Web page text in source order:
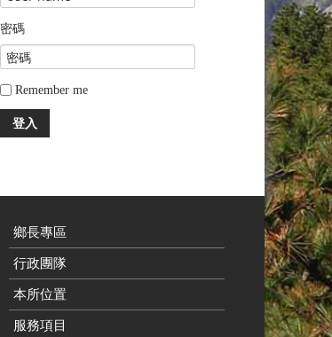
密碼
Remember me
登入
鄉長專區
行政團隊
本所位置
服務項目